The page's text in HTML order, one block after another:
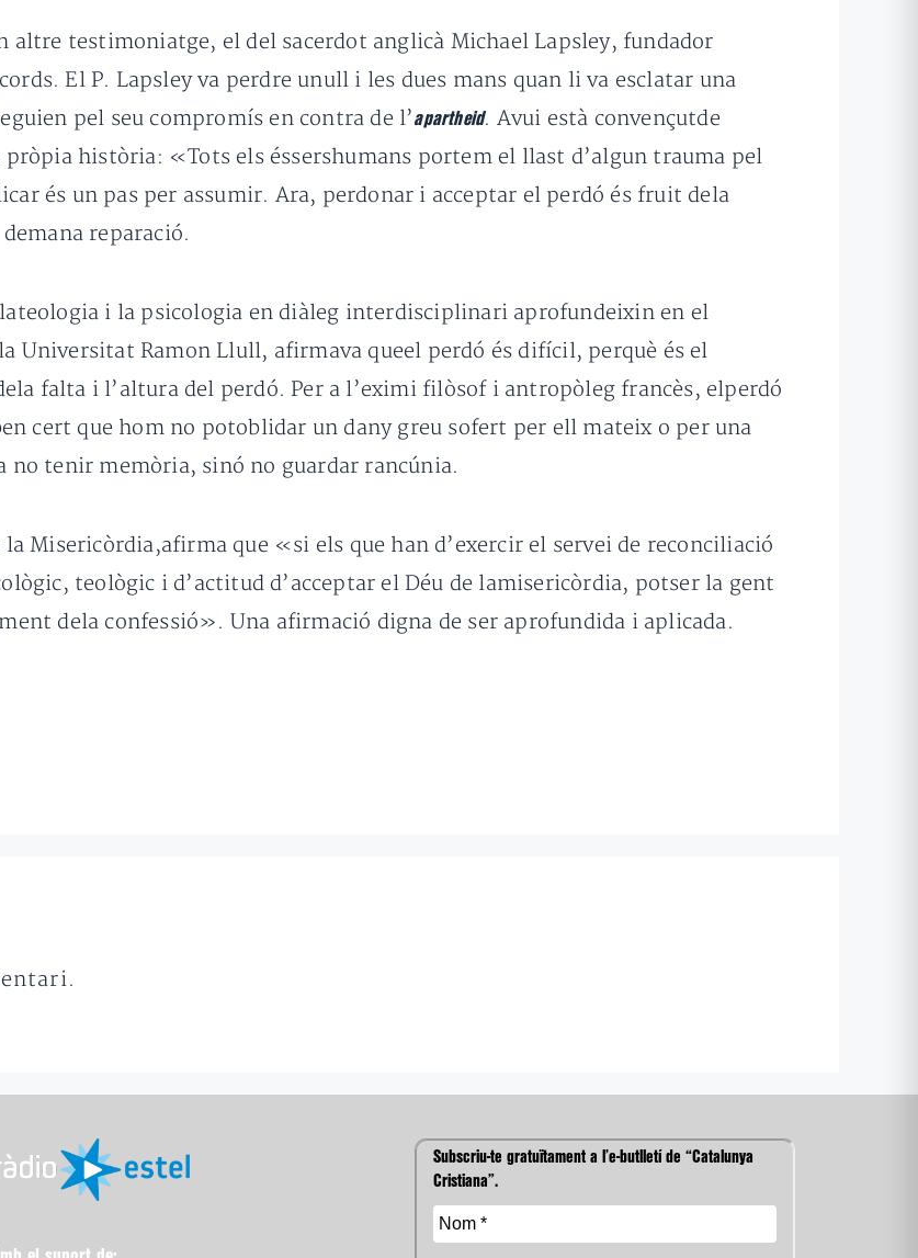
altre testimoniatge, el del sacerdot anglicà Michael Lapsley, fundador
El P. Lapsley va perdre unull i les dues mans quan li va esclatar una
pel seu compromís en contra de l’apartheid. Avui està convençutde
història: «Tots els éssershumans portem el llast d’algun trauma pel
és un pas per assumir. Ara, perdonar i acceptar el perdó és fruit dela
reparació.
i la psicologia en diàleg interdisciplinari aprofundeixin en el
Universitat Ramon Llull, afirmava queel perdó és difícil, perquè és el
falta i l’altura del perdó. Per a l’eximi filòsof i antropòleg francès, elperdó
cert que hom no potoblidar un dany greu sofert per ell mateix o per una
tenir memòria, sinó no guardar rancúnia.
Misericòrdia,afirma que «si els que han d’exercir el servei de reconciliació
teològic i d’actitud d’acceptar el Déu de lamisericòrdia, potser la gent
dela confessió». Una afirmació digna de ser aprofundida i aplicada.
Subscriu-te gratuïtament a l’e-butlletí de “Catalunya
Cristiana”.